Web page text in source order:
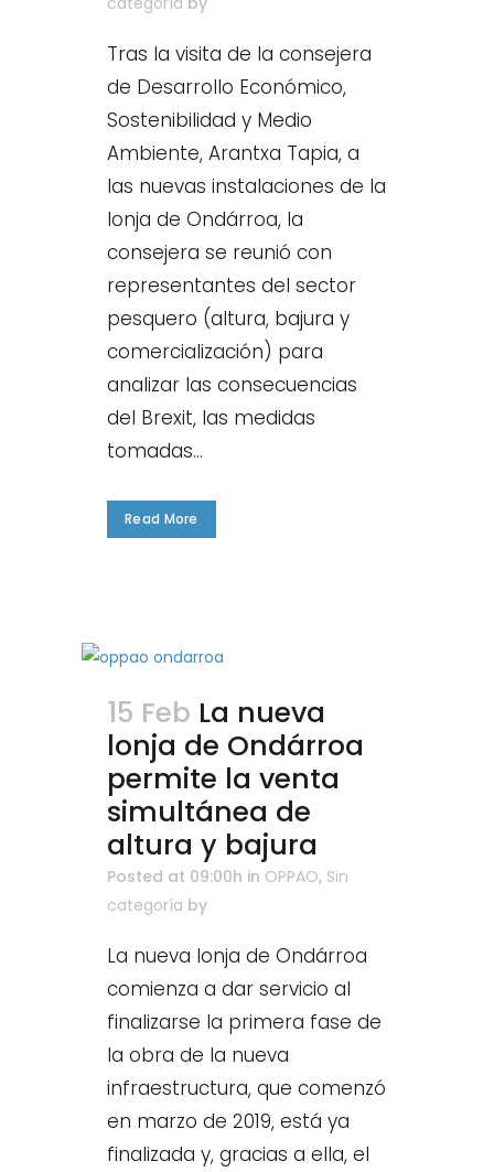
Tras la visita de la consejera
de Desarrollo Económico,
Sostenibilidad y Medio
Ambiente, Arantxa Tapia, a
las nuevas instalaciones de la
lonja de Ondárroa, la
consejera se reunió con
representantes del sector
pesquero (altura, bajura y
comercialización) para
analizar las consecuencias
del Brexit, las medidas
tomadas...
Read More
15 Feb La nueva
lonja de Ondárroa
permite la venta
simultánea de
altura y bajura
Posted at 09:00h in OPPAO, Sin
categoría by
La nueva lonja de Ondárroa
comienza a dar servicio al
finalizarse la primera fase de
la obra de la nueva
infraestructura, que comenzó
en marzo de 2019, está ya
finalizada y, gracias a ella, el